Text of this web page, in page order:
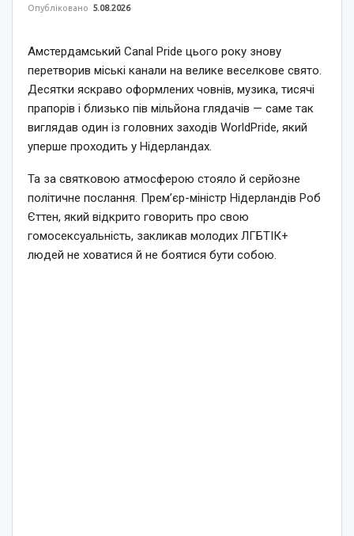
Опубліковано 5.08.2026
Амстердамський Canal Pride цього року знову
перетворив міські канали на велике веселкове свято.
Десятки яскраво оформлених човнів, музика, тисячі
прапорів і близько пів мільйона глядачів — саме так
виглядав один із головних заходів WorldPride, який
уперше проходить у Нідерландах.
Та за святковою атмосферою стояло й серйозне
політичне послання. Прем’єр-міністр Нідерландів Роб
Єттен, який відкрито говорить про свою
гомосексуальність, закликав молодих ЛГБТІК+
людей не ховатися й не боятися бути собою.